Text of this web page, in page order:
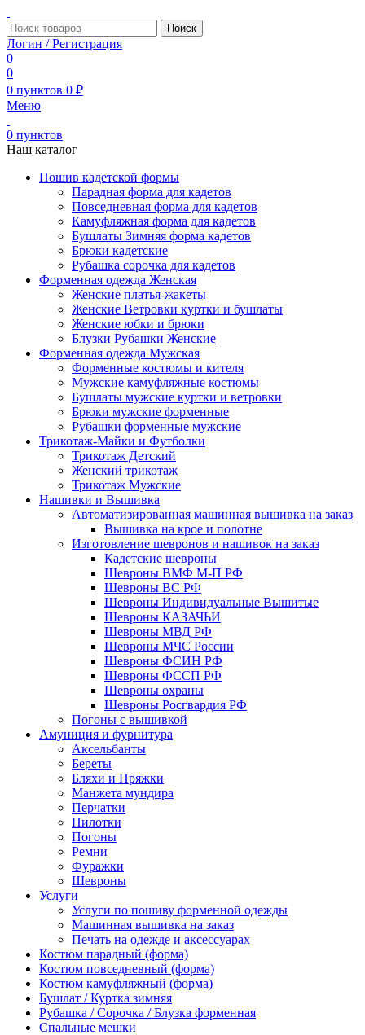
Поиск
Логин / Регистрация
0
0
0 пунктов 0 ₽
Меню
0 пунктов
Наш каталог
Пошив кадетской формы
Парадная форма для кадетов
Повседневная форма для кадетов
Камуфляжная форма для кадетов
Бушлаты Зимняя форма кадетов
Брюки кадетские
Рубашка сорочка для кадетов
Форменная одежда Женская
Женские платья-жакеты
Женские Ветровки куртки и бушлаты
Женские юбки и брюки
Блузки Рубашки Женские
Форменная одежда Мужская
Форменные костюмы и кителя
Мужские камуфляжные костюмы
Бушлаты мужские куртки и ветровки
Брюки мужские форменные
Рубашки форменные мужские
Трикотаж-Майки и Футболки
Трикотаж Детский
Женский трикотаж
Трикотаж Мужские
Нашивки и Вышивка
Автоматизированная машинная вышивка на заказ
Вышивка на крое и полотне
Изготовление шевронов и нашивок на заказ
Кадетские шевроны
Шевроны ВМФ М-П РФ
Шевроны ВС РФ
Шевроны Индивидуальные Вышитые
Шевроны КАЗАЧЬИ
Шевроны МВД РФ
Шевроны МЧС России
Шевроны ФСИН РФ
Шевроны ФССП РФ
Шевроны охраны
Шевроны Росгвардия РФ
Погоны с вышивкой
Амуниция и фурнитура
Аксельбанты
Береты
Бляхи и Пряжки
Манжета мундира
Перчатки
Пилотки
Погоны
Ремни
Фуражки
Шевроны
Услуги
Услуги по пошиву форменной одежды
Машинная вышивка на заказ
Печать на одежде и аксессуарах
Костюм парадный (форма)
Костюм повседневный (форма)
Костюм камуфляжный (форма)
Бушлат / Куртка зимняя
Рубашка / Сорочка / Блузка форменная
Спальные мешки